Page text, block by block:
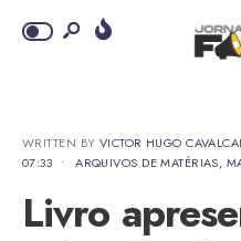
WRITTEN BY VICTOR HUGO
07:33 • ARQUIVOS DE MATÉRIAS,
Livro